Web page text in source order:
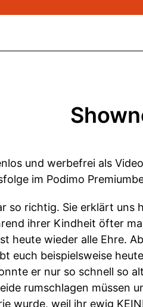
und werbefrei als
im Podimo
so richtig. Sie erklärt uns
ihrer Kindheit öfter
heute wieder alle Ehre.
euch beispielsweise
er nur so schnell so
rumschlagen müssen
wurde, weil ihr ewig